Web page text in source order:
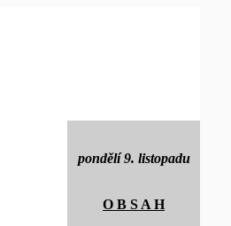
pondělí 9. listopadu
O B S A H